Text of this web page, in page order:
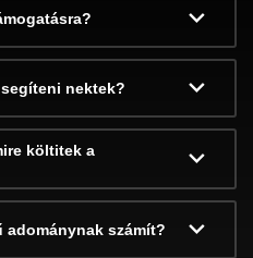
nektek?
költitek a
adománynak számít?